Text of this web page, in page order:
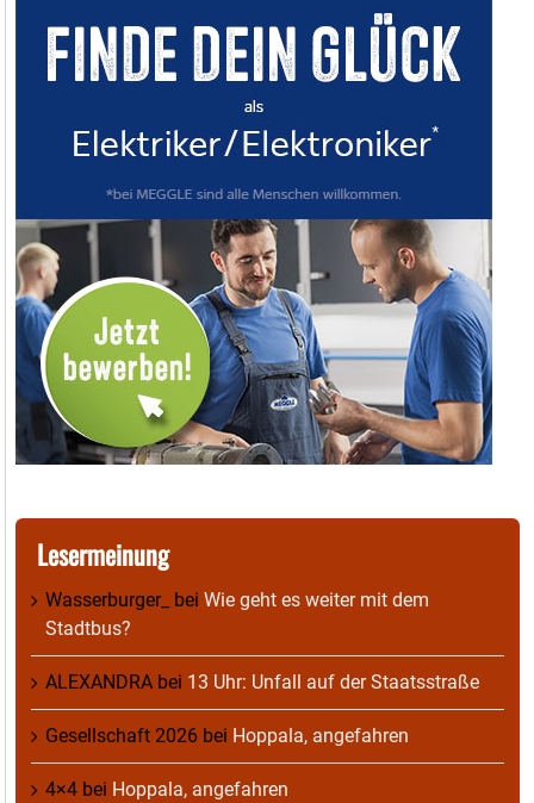
Lesermeinung
Wasserburger_ bei Wie geht es weiter mit dem
Stadtbus?
ALEXANDRA bei 13 Uhr: Unfall auf der Staatsstraße
Gesellschaft 2026 bei Hoppala, angefahren
4×4 bei Hoppala, angefahren